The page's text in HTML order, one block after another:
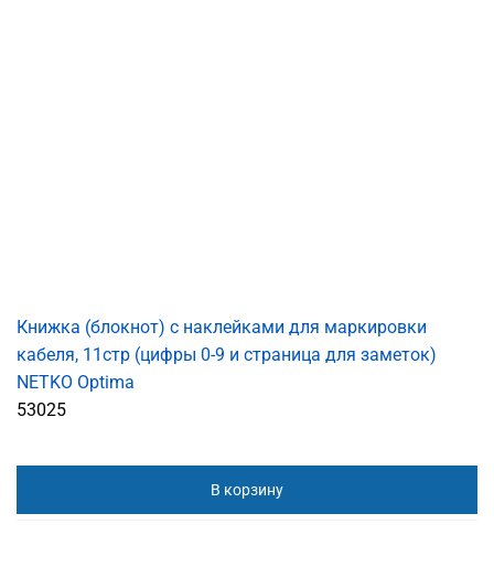
Книжка (блокнот) с наклейками для маркировки
кабеля, 11стр (цифры 0-9 и страница для заметок)
NETKO Optima
53025
В корзину